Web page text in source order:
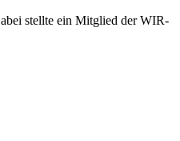
stellte ein Mitglied der WIR-